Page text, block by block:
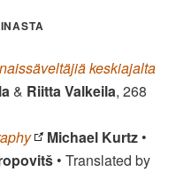
keskiajalta
& Riitta Valkeila, 268
Michael Kurtz •
• Translated by